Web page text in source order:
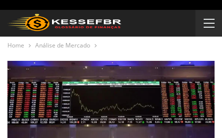
Home Análise de Mercado